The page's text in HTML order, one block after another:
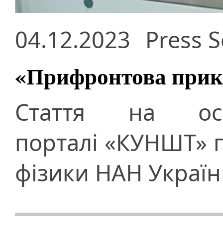
04.12.2023 Press
«Прифронтова
Стаття на
порталі «КУНШТ»
фізики НАН